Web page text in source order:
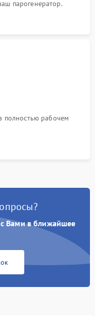
парогенератор.
полностью рабочем
с Вами в ближайшее